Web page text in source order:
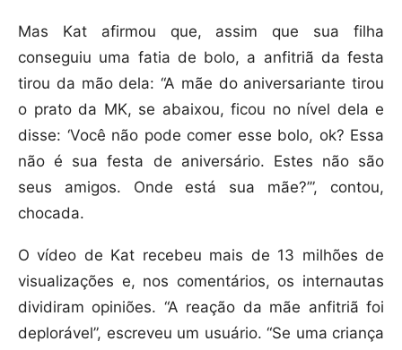
Mas Kat afirmou que, assim que sua filha
conseguiu uma fatia de bolo, a anfitriã da festa
tirou da mão dela: “A mãe do aniversariante tirou
o prato da MK, se abaixou, ficou no nível dela e
disse: ‘Você não pode comer esse bolo, ok? Essa
não é sua festa de aniversário. Estes não são
seus amigos. Onde está sua mãe?’”, contou,
chocada.
O vídeo de Kat recebeu mais de 13 milhões de
visualizações e, nos comentários, os internautas
dividiram opiniões. “A reação da mãe anfitriã foi
deplorável”, escreveu um usuário. “Se uma criança